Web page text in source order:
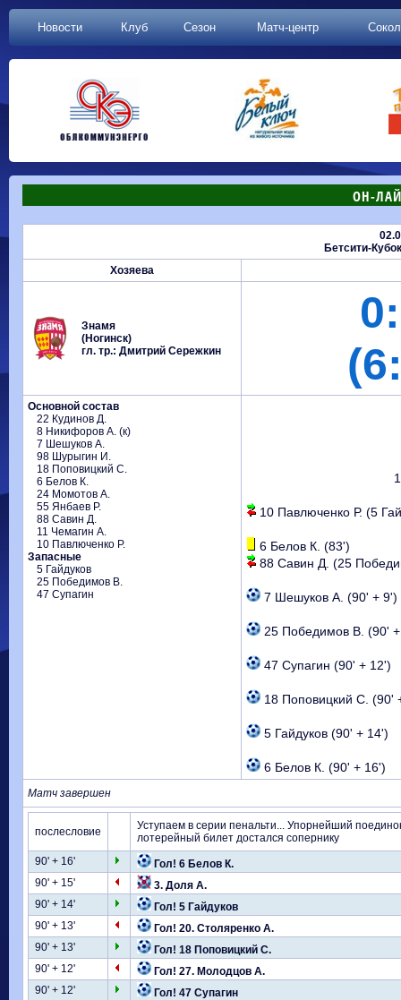
Новости Клуб Сезон Матч-центр
ОН-
Бетсити-
Хозяева
Знамя
(Ногинск)
гл. тр.: Дмитрий Сережкин
Основной состав
22 Кудинов Д.
8 Никифоров А. (к)
7 Шешуков А.
98 Шурыгин И.
18 Поповицкий С.
6 Белов К.
24 Момотов А.
55 Янбаев Р.
88 Савин Д.
11 Чемагин А.
10 Павлюченко Р.
Запасные
5 Гайдуков
25 Победимов В.
47 Супагин
10 Павлюченко Р. (5
6 Белов К. (83')
88 Савин Д. (25
7 Шешуков А. (90' + 9')
25 Победимов В. (90'
47 Супагин (90' + 12')
18 Поповицкий С. (90'
5 Гайдуков (90' + 14')
6 Белов К. (90' + 16')
Матч завершен
послесловие
Уступаем в серии пенальти... Упорнейший
лотерейный билет достался сопернику
90' + 16'
Гол! 6 Белов К.
90' + 15'
3. Доля А.
90' + 14'
Гол! 5 Гайдуков
90' + 13'
Гол! 20. Столяренко А.
90' + 13'
Гол! 18 Поповицкий С.
90' + 12'
Гол! 27. Молодцов А.
90' + 12'
Гол! 47 Супагин